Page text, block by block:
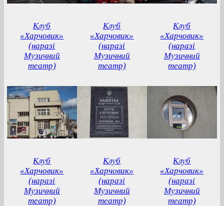
Клуб
«Харчовик»
(наразі
Музичний
театр)
Клуб
«Харчовик»
(наразі
Музичний
театр)
Клуб
«Харчовик»
(наразі
Музичний
театр)
Клуб
«Харчовик»
(наразі
Музичний
театр)
Клуб
«Харчовик»
(наразі
Музичний
театр)
Клуб
«Харчовик»
(наразі
Музичний
театр)